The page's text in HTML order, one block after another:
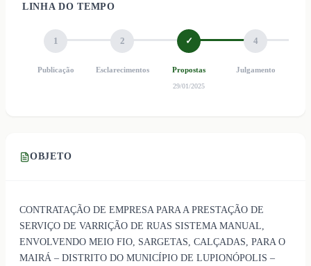
LINHA DO TEMPO
1
Publicação
2
Esclarecimentos
✓
Propostas
29/01/2025
4
Julgamento
OBJETO
CONTRATAÇÃO DE EMPRESA PARA A PRESTAÇÃO DE
SERVIÇO DE VARRIÇÃO DE RUAS SISTEMA MANUAL,
ENVOLVENDO MEIO FIO, SARGETAS, CALÇADAS, PARA O
MAIRÁ – DISTRITO DO MUNICÍPIO DE LUPIONÓPOLIS –